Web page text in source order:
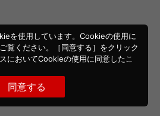
を使用しています。Cookieの使用に
覧ください。［同意する］をクリック
においてCookieの使用に同意したこ
同意する